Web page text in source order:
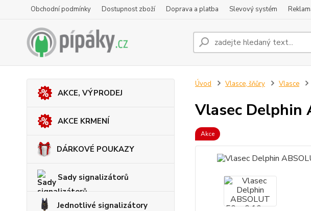
Obchodní podmínky Dostupnost zboží Doprava a platba Slevový systém
AKCE, VÝPRODEJ
AKCE KRMENÍ
DÁRKOVÉ POUKAZY
Sady signalizátorů
Jednotlivé signalizátory
Úvod Vlasce, šňůry Vlasce
Vlasec Delphin
Akce